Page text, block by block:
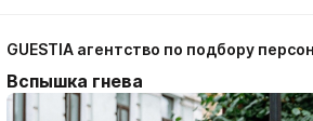
Вспышка гнева